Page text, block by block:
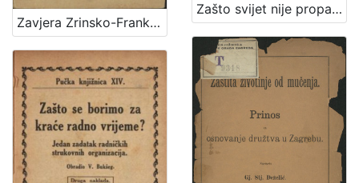
Zavjera Zrinsko-Frankopanska : (1664.-1671.) / Ferdo Šišić
Zašto svijet nije propao i druge šaljive pripovijesti iz Srijema / Isa Velikanović